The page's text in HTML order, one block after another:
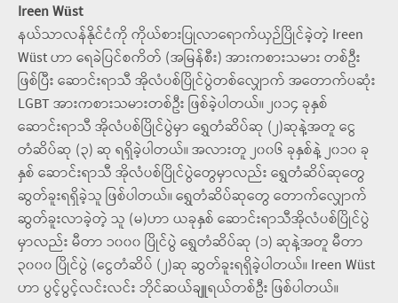
Ireen Wüst
နယ်သာလန်နိုင်ငံကို ကိုယ်စားပြုလာရောက်ယှဉ်ပြိုင်ခဲ့တဲ့ Ireen
Wüst ဟာ ရေခဲပြင်စကိတ် (အမြန်စီး) အားကစားသမား တစ်ဦး
ဖြစ်ပြီး ဆောင်းရာသီ အိုလံပစ်ပြိုင်ပွဲတစ်လျှောက် အတောက်ပဆုံး
LGBT အားကစားသမားတစ်ဦး ဖြစ်ခဲ့ပါတယ်။ ၂၀၁၄ ခုနှစ်
ဆောင်းရာသီ အိုလံပစ်ပြိုင်ပွဲမှာ ရွှေတံဆိပ်ဆု (၂)ဆုနဲ့အတူ ငွေ
တံဆိပ်ဆု (၃) ဆု ရရှိခဲ့ပါတယ်။ အလားတူ ၂၀၀၆ ခုနှစ်နဲ့ ၂၀၁၀ ခု
နှစ် ဆောင်းရာသီ အိုလံပစ်ပြိုင်ပွဲတွေမှာလည်း ရွှေတံဆိပ်ဆုတွေ
ဆွတ်ခူးရရှိခဲ့သူ ဖြစ်ပါတယ်။ ရွှေတံဆိပ်ဆုတွေ တောက်လျှောက်
ဆွတ်ခူးလာခဲ့တဲ့ သူ (မ)ဟာ ယခုနှစ် ဆောင်းရာသီအိုလံပစ်ပြိုင်ပွဲ
မှာလည်း မီတာ ၁၀၀၀ ပြိုင်ပွဲ ရွှေတံဆိပ်ဆု (၁) ဆုနဲ့အတူ မီတာ
၃၀၀၀ ပြိုင်ပွဲ (ငွေတံဆိပ် (၂)ဆု ဆွတ်ခူးရရှိခဲ့ပါတယ်။ Ireen Wüst
ဟာ ပွင့်ပွင့်လင်းလင်း ဘိုင်ဆယ်ချူရယ်တစ်ဦး ဖြစ်ပါတယ်။